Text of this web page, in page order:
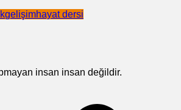
gelişimhayat dersi
insan insan değildir.